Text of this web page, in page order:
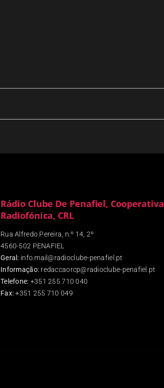
Rádio Clube De Penafiel, Cooperativa
Radiofónica, CRL
Rua Alfredo Pereira, n.º 14, 2º
4560-502 PENAFIEL
Geral: info.mail@radioclube-penafiel.pt
Informação: redaccaorcp@radioclube-penafiel.pt
Telefone: +351 255 710 040
Fax:+351 255 710 049